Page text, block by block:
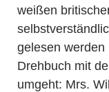
weißen
gelesen
Drehbuch mit
umgeht: Mrs.